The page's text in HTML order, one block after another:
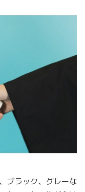
ブラック、グレーな